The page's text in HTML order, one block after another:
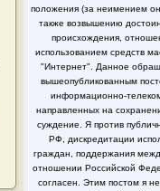
положения (за неимением
также возвышению
происхождения,
использованием средств
"Интернет". Данное
вышеопубликованным
информационно-
направленных на
суждение. Я против
РФ, дискредитации
граждан, поддержания
отношении Российской
согласен. Этим постом я